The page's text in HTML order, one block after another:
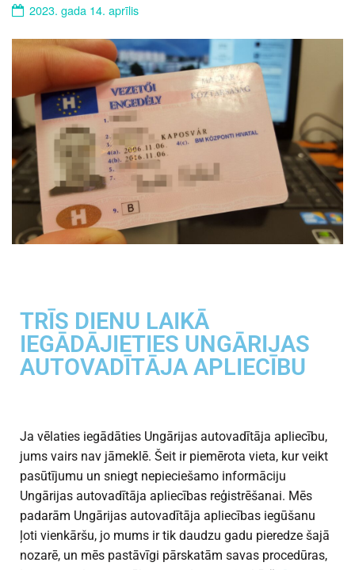
2023. gada 14. aprīlis
TRĪS DIENU LAIKĀ
IEGĀDĀJIETIES UNGĀRIJAS
AUTOVADĪTĀJA APLIECĪBU
Ja vēlaties iegādāties Ungārijas autovadītāja apliecību,
jums vairs nav jāmeklē. Šeit ir piemērota vieta, kur veikt
pasūtījumu un sniegt nepieciešamo informāciju
Ungārijas autovadītāja apliecības reģistrēšanai. Mēs
padarām Ungārijas autovadītāja apliecības iegūšanu
ļoti vienkāršu, jo mums ir tik daudzu gadu pieredze šajā
nozarē, un mēs pastāvīgi pārskatām savas procedūras,